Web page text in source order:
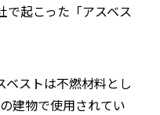
で起こった「アスベス
ストは不燃材料とし
建物で使用されてい